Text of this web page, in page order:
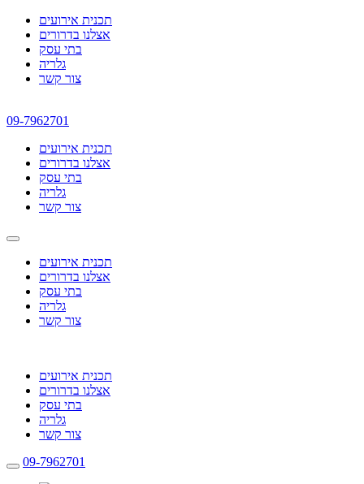
תכנית אירועים
אצלנו בדרורים
בתי עסק
גלריה
צור קשר
09-7962701
תכנית אירועים
אצלנו בדרורים
בתי עסק
גלריה
צור קשר
תכנית אירועים
אצלנו בדרורים
בתי עסק
גלריה
צור קשר
תכנית אירועים
אצלנו בדרורים
בתי עסק
גלריה
צור קשר
09-7962701